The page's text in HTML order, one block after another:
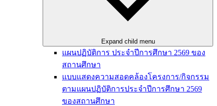
Expand child menu
แผนปฏิบัติการ ประจำปีการศึกษา 2569 ของ
สถานศึกษา
แบบแสดงความสอดคล้องโครงการ/กิจกรรม
ตามแผนปฏิบัติการประจำปีการศึกษา 2569
ของสถานศึกษา